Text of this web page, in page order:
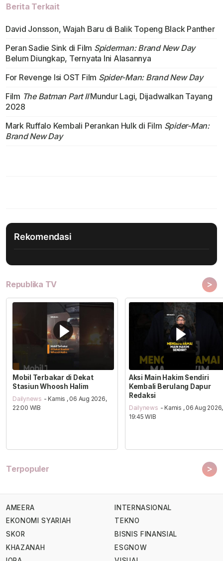
Berita Terkait
David Jonsson, Wajah Baru di Balik Topeng Black Panther
Peran Sadie Sink di Film Spiderman: Brand New Day
Belum Diungkap, Ternyata Ini Alasannya
For Revenge Isi OST Film Spider-Man: Brand New Day
Film The Batman Part IIMundur Lagi, Dijadwalkan Tayang
2028
Mark Ruffalo Kembali Perankan Hulk di Film Spider-Man:
Brand New Day
Rekomendasi
Republika TV >
Mobil Terbakar di Dekat
Stasiun Whoosh Halim
Dailynews - Kamis , 06 Aug 2026,
22:00 WIB
Aksi Main Hakim Sendiri
Kembali Berulang Dapur
Redaksi
Dailynews - Kamis , 06 Aug 2026,
19:45 WIB
Terpopuler >
AMEERA
EKONOMI SYARIAH
SKOR
KHAZANAH
INTERNASIONAL
TEKNO
BISNIS FINANSIAL
ESGNOW